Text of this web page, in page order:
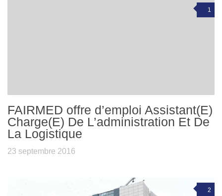
1
FAIRMED offre d’emploi Assistant(E)
Charge(E) De L’administration Et De
La Logistique
23 septembre 2016
2